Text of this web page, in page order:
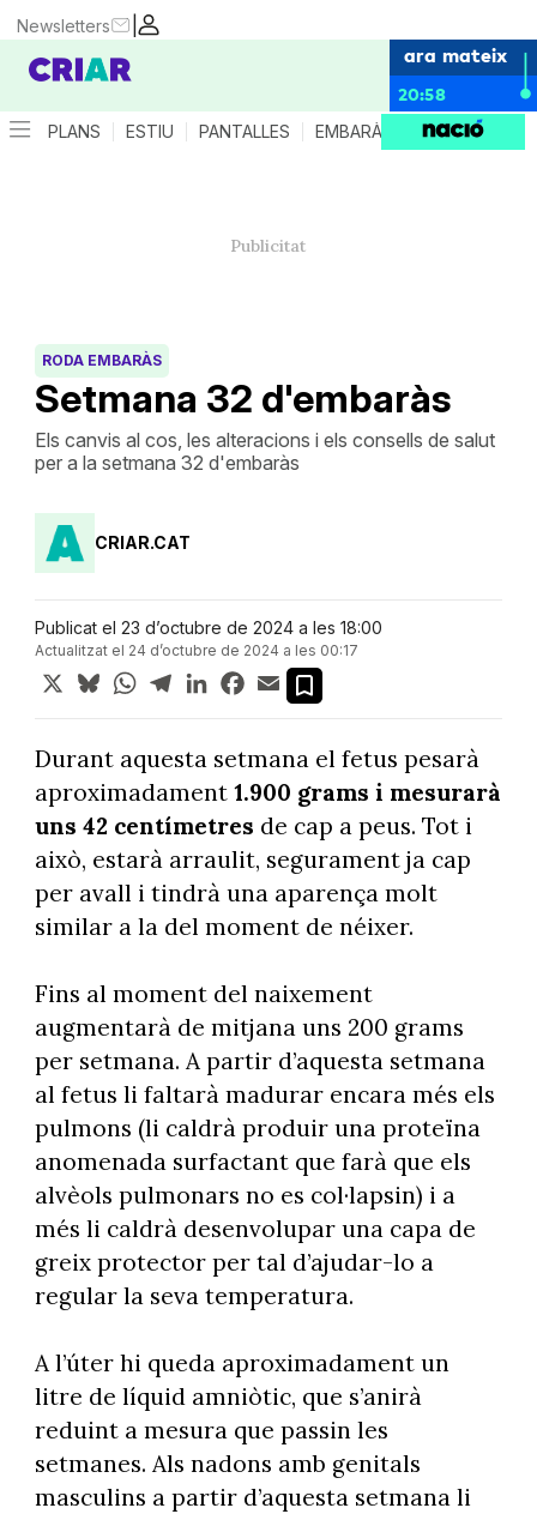
|
Newsletters
ara mateix
20:58
PLANS ESTIU PANTALLES EMBARÀS CRIANÇA
Setmana 32 d'embaràs
RODA EMBARÀS
Els canvis al cos, les alteracions i els consells de salut
per a la setmana 32 d'embaràs
CRIAR.CAT
Publicat el 23 d’octubre de 2024 a les 18:00
Actualitzat el 24 d’octubre de 2024 a les 00:17
X BlueskyWhatsApp
TelegramLinkedInFacebook
Email
Durant aquesta setmana el fetus pesarà
aproximadament 1.900 grams i mesurarà
uns 42 centímetres de cap a peus. Tot i
això, estarà arraulit, segurament ja cap
per avall i tindrà una aparença molt
similar a la del moment de néixer.
Fins al moment del naixement
augmentarà de mitjana uns 200 grams
per setmana. A partir d’aquesta setmana
al fetus li faltarà madurar encara més els
pulmons (li caldrà produir una proteïna
anomenada surfactant que farà que els
alvèols pulmonars no es col·lapsin) i a
més li caldrà desenvolupar una capa de
greix protector per tal d’ajudar-lo a
regular la seva temperatura.
A l’úter hi queda aproximadament un
litre de líquid amniòtic, que s’anirà
reduint a mesura que passin les
setmanes. Als nadons amb genitals
masculins a partir d’aquesta setmana li